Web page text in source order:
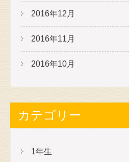
2016年12月
2016年11月
2016年10月
カテゴリー
1年生